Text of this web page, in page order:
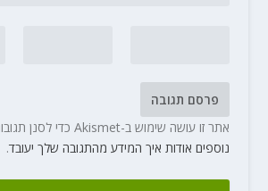
אתר זו עושה שימוש ב-Akismet כדי לסנן תגובות זבל.
נוספים אודות איך המידע מהתגובה שלך יעובד.